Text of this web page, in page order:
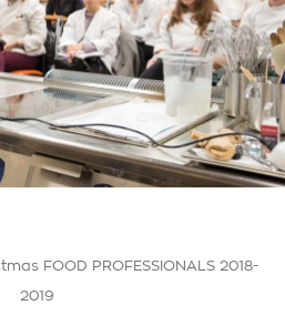
FOOD PROFESSIONALS 2018-
2019